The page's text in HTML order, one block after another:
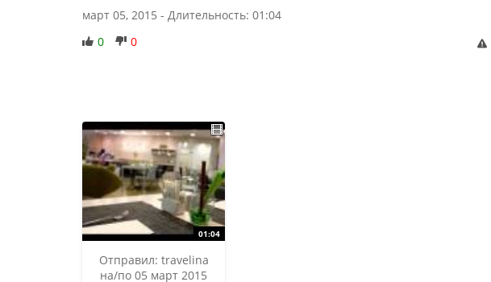
март 05, 2015 - Длительность: 01:04
0
0
Отправил: travelina
на/по 05 март 2015